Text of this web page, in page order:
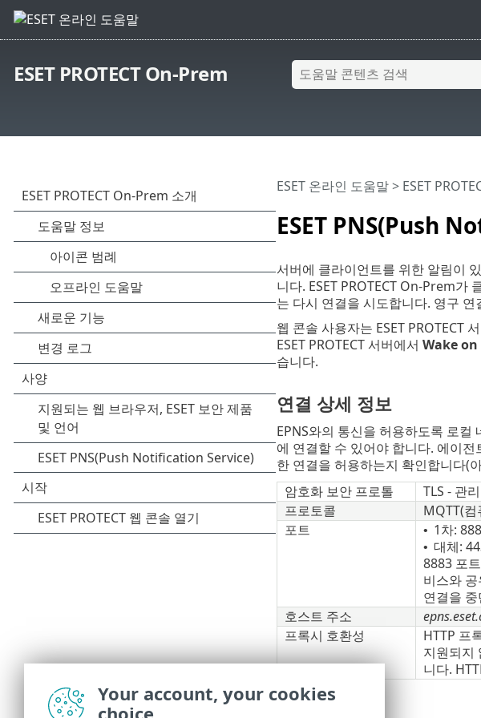
ESET PROTECT On-Prem
ESET PNS(Push
ESET 온라인 도움말> ESET
서버에 클라이언트를 위한 알림이
니다. ESET PROTECT On-Prem가
는 다시 연결을 시도합니다. 영구
웹 콘솔 사용자는 ESET PROTECT
ESET PROTECT 서버에서 Wake on
습니다.
연결 상세 정보
EPNS와의 통신을 허용하도록 로컬
에 연결할 수 있어야 합니다. 에이
한 연결을 허용하는지 확인합니다(
암호화 보안 프로톨
TLS - 관
프로토콜
MQTT(컴
포트
• 1차:
• 대체:
8883 포
비스와
연결을
호스트 주소
프록시 호환성
HTTP 프
지원되지
니다.
Your account, your cookies
choice